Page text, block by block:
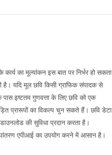
का मूल्यांकन इस बात पर निर्भर हो सकता
यदि मूल छवि किसी ग्राफिक संपादक से
इष्टतम गुणवत्ता के लिए छवि को एक
प्रारूपों का विकल्प चुन सकते हैं। छवि डेटा
की सुविधा प्रदान करता है।
एपीआई का उपयोग करने में आसान है।